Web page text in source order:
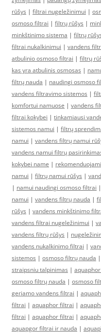
rūšys | filtrai nugeležinimui |
osmoso filtrai | filtrų rūšys |
minkštinimo sistema | filtrų
filtrai nukalkinimui | vandens
atbulinio osmoso filtrai | filtrų
kas yra atbulinis osmosas |
filtrų nauda | naudingi osmoso
vandens filtravimo sistemos |
komfortui namuose | vandens
filtrai kokybei | tinkamiausi
sistemos namui | filtrų
namui | vandens filtrų namui
vandens namui filtrų
kokybei name |
namui | filtrų namui rūšys |
| namui naudingi osmoso filtrai |
namui | vandens filtrų nauda |
rūšys | vandens minkštinimo
vandens filtrai nugeležinimui |
vandens filtrų rūšys |
vandens nukalkinimo filtrai |
sistemos | osmoso filtrų nauda |
straipsniu talpinimas |
osmoso filtrų nauda | osmoso
geriamo vandens filtrai |
filtrai | aquaphor filtrai |
filtrai | aquaphor filtrai |
aquapgor filtrai ir nauda |